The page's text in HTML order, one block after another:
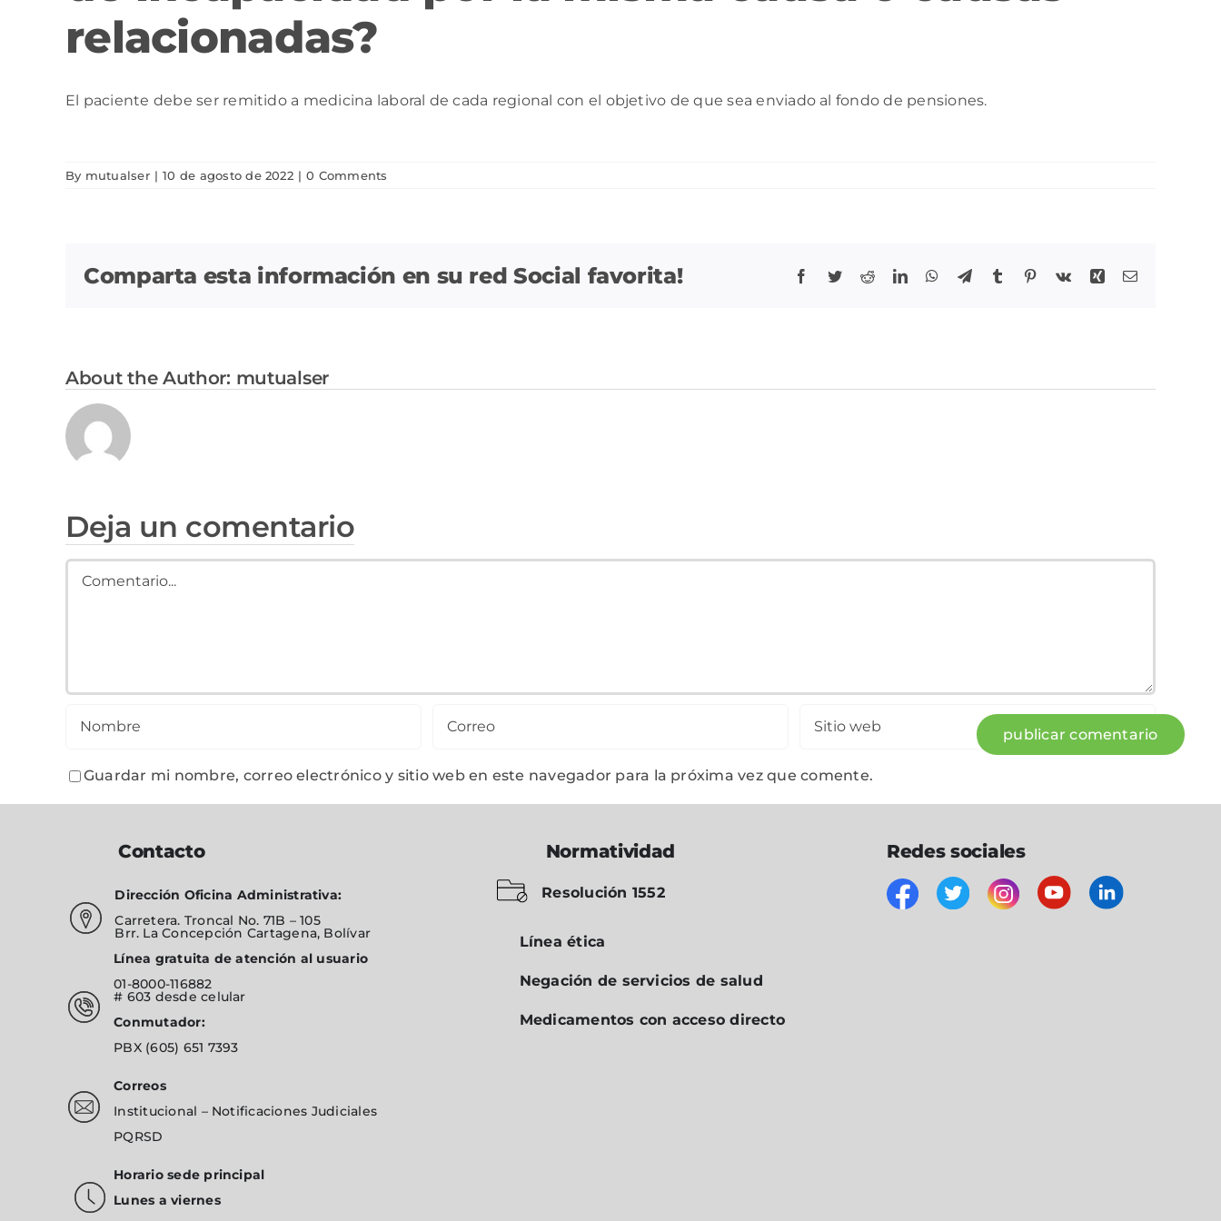
relacionadas?
El paciente debe ser remitido a medicina laboral de cada regional con el objetivo de que sea enviado al fondo de pensiones.
By mutualser | 10 de agosto de 2022 | 0 Comments
Comparta esta información en su red Social favorita! Facebook
TwitterRedditLinkedInWhatsApp
TelegramTumblr Pinterest
Vk Xing Correo
About the Author: mutualser
Deja un comentario
Comment
Guardar mi nombre, correo electrónico y sitio web en este navegador para la próxima vez que comente.
Contacto
Dirección Oficina Administrativa:
Carretera. Troncal No. 71B – 105
Brr. La Concepción Cartagena, Bolívar
Línea gratuita de atención al usuario
01-8000-116882
# 603 desde celular
Conmutador:
PBX (605) 651 7393
Correos
Institucional – Notificaciones Judiciales
PQRSD
Horario sede principal
Lunes a viernes
Normatividad
Resolución 1552
Línea ética
Negación de servicios de salud
Medicamentos con acceso directo
Redes sociales